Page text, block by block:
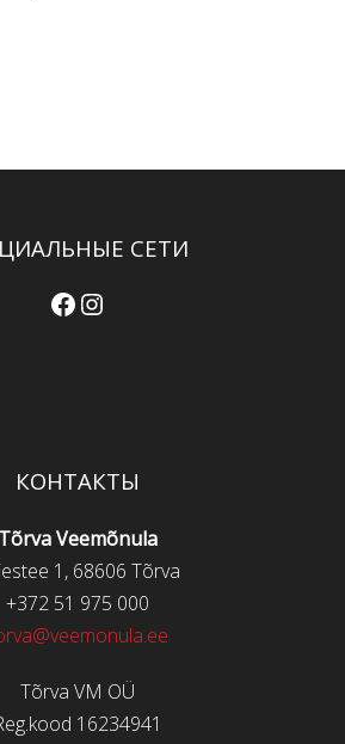
СЕТИ
Facebook
Instagram
КОНТАКТЫ
Tõrva Veemõnula
1, 68606 Tõrva
+372 51 975 000
Tõrva VM OÜ
16234941